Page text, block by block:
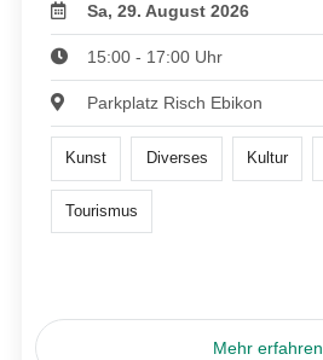
Sa, 29. August 2026
15:00 - 17:00 Uhr
Parkplatz Risch Ebikon
Kunst Diverses Kultur
Tourismus
Mehr erfahren